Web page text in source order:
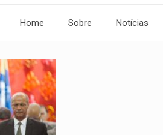
Home Sobre Notícias